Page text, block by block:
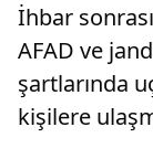
İhbar
AFAD ve
şartlarında
kişilere